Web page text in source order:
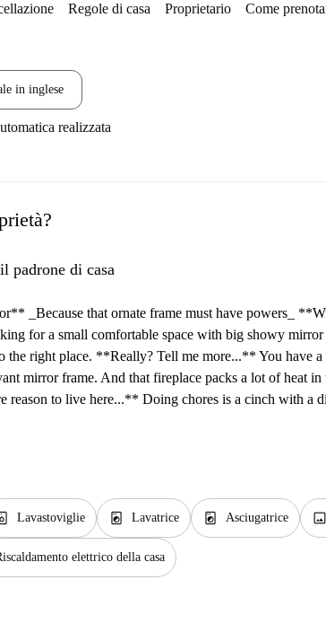
Regole di casa Proprietario Come
in inglese
realizzata
padrone di casa
_Because that ornate frame must have powers_
for a small comfortable space with big showy mirror
the right place. **Really? Tell me more...** You have a
mirror frame. And that fireplace packs a lot of heat in
reason to live here...** Doing chores is a cinch with a
Lavastoviglie local_laundry_service Lavatrice local_laundry_service Asciugatrice image
elettrico della casa